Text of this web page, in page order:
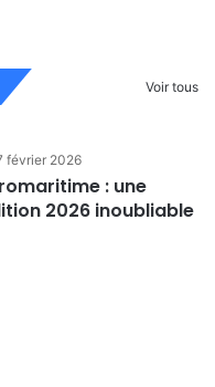
Voir tous
février 2026
: une
2026 inoubliable